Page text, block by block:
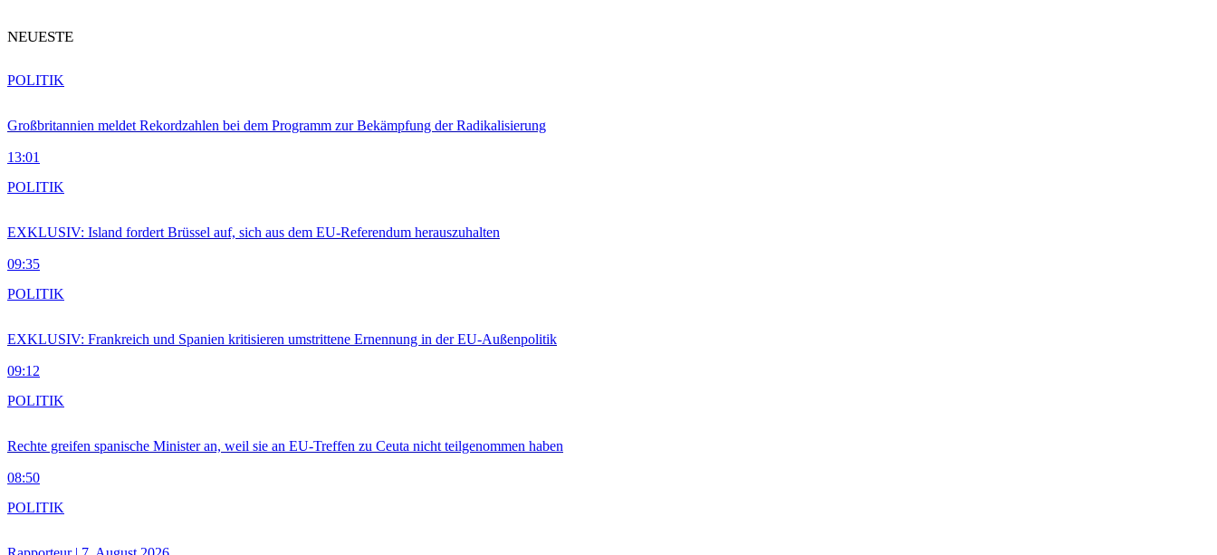
NEUESTE
Großbritannien meldet Rekordzahlen bei dem Programm zur Bekämpfung der Radikalisierung
13:01
POLITIK
EXKLUSIV: Island fordert Brüssel auf, sich aus dem EU-Referendum herauszuhalten
09:35
POLITIK
EXKLUSIV: Frankreich und Spanien kritisieren umstrittene Ernennung in der EU-Außenpolitik
09:12
POLITIK
Rechte greifen spanische Minister an, weil sie an EU-Treffen zu Ceuta nicht teilgenommen haben
08:50
POLITIK
POLITIK